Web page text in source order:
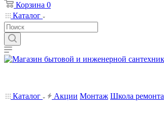
Корзина 0
Каталог
Каталог Акции Монтаж Школа ремонта